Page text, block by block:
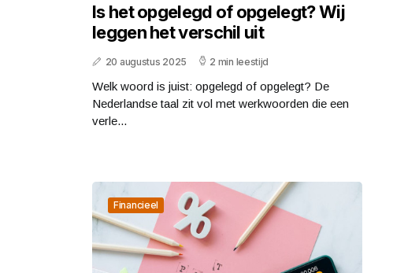
Is het opgelegd of opgelegt? Wij
leggen het verschil uit
20 augustus 2025 2 min leestijd
Welk woord is juist: opgelegd of opgelegt? De
Nederlandse taal zit vol met werkwoorden die een
verle...
Financieel